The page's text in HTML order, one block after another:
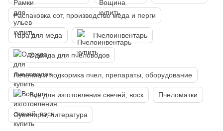
Распаковка сот, производство меда и перги
Тара для меда Пчелоинвентарь
Одежда для пчеловодов
Лечение и подкормка пчел, препараты, оборудование
Все для изготовления свечей, воск Пчеломатки
Сувениры, литература